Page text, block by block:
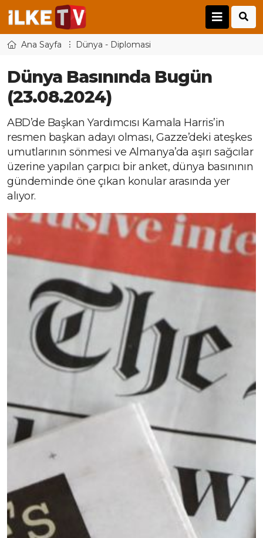
Ana Sayfa Dünya - Diplomasi
Dünya Basınında Bugün
(23.08.2024)
ABD’de Başkan Yardımcısı Kamala Harris’in
resmen başkan adayı olması, Gazze’deki ateşkes
umutlarının sönmesi ve Almanya’da aşırı sağcılar
üzerine yapılan çarpıcı bir anket, dünya basınının
gündeminde öne çıkan konular arasında yer
alıyor.